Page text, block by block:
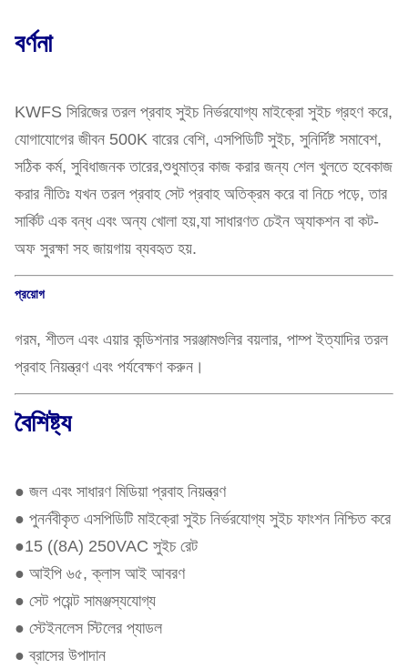
বর্ণনা
KWFS সিরিজের তরল প্রবাহ সুইচ নির্ভরযোগ্য মাইক্রো সুইচ গ্রহণ করে,
যোগাযোগের জীবন 500K বারের বেশি, এসপিডিটি সুইচ, সুনির্দিষ্ট সমাবেশ,
সঠিক কর্ম, সুবিধাজনক তারের,শুধুমাত্র কাজ করার জন্য শেল খুলতে হবেকাজ
করার নীতিঃ যখন তরল প্রবাহ সেট প্রবাহ অতিক্রম করে বা নিচে পড়ে, তার
সার্কিট এক বন্ধ এবং অন্য খোলা হয়,যা সাধারণত চেইন অ্যাকশন বা কট-
অফ সুরক্ষা সহ জায়গায় ব্যবহৃত হয়.
প্রয়োগ
গরম, শীতল এবং এয়ার কন্ডিশনার সরঞ্জামগুলির বয়লার, পাম্প ইত্যাদির তরল
প্রবাহ নিয়ন্ত্রণ এবং পর্যবেক্ষণ করুন।
বৈশিষ্ট্য
● জল এবং সাধারণ মিডিয়া প্রবাহ নিয়ন্ত্রণ
● পুনর্নবীকৃত এসপিডিটি মাইক্রো সুইচ নির্ভরযোগ্য সুইচ ফাংশন নিশ্চিত করে
●15 ((8A) 250VAC সুইচ রেট
● আইপি ৬৫, ক্লাস আই আবরণ
● সেট পয়েন্ট সামঞ্জস্যযোগ্য
● স্টেইনলেস স্টিলের প্যাডল
● ব্রাসের উপাদান